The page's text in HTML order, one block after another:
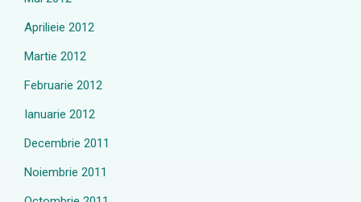
Aprilieie 2012
Martie 2012
Februarie 2012
Ianuarie 2012
Decembrie 2011
Noiembrie 2011